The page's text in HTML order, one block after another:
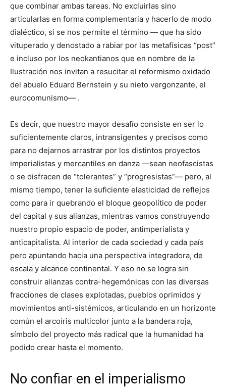
que combinar ambas tareas. No excluirlas sino
articularlas en forma complementaria y hacerlo de modo
dialéctico, si se nos permite el término — que ha sido
vituperado y denostado a rabiar por las metafísicas “post”
e incluso por los neokantianos que en nombre de la
Ilustración nos invitan a resucitar el reformismo oxidado
del abuelo Eduard Bernstein y su nieto vergonzante, el
eurocomunismo— .
Es decir, que nuestro mayor desafío consiste en ser lo
suficientemente claros, intransigentes y precisos como
para no dejarnos arrastrar por los distintos proyectos
imperialistas y mercantiles en danza —sean neofascistas
o se disfracen de “tolerantes” y “progresistas”— pero, al
mismo tiempo, tener la suficiente elasticidad de reflejos
como para ir quebrando el bloque geopolítico de poder
del capital y sus alianzas, mientras vamos construyendo
nuestro propio espacio de poder, antimperialista y
anticapitalista. Al interior de cada sociedad y cada país
pero apuntando hacia una perspectiva integradora, de
escala y alcance continental. Y eso no se logra sin
construir alianzas contra-hegemónicas con las diversas
fracciones de clases explotadas, pueblos oprimidos y
movimientos anti-sistémicos, articulando en un horizonte
común el arcoíris multicolor junto a la bandera roja,
símbolo del proyecto más radical que la humanidad ha
podido crear hasta el momento.
No confiar en el imperialismo